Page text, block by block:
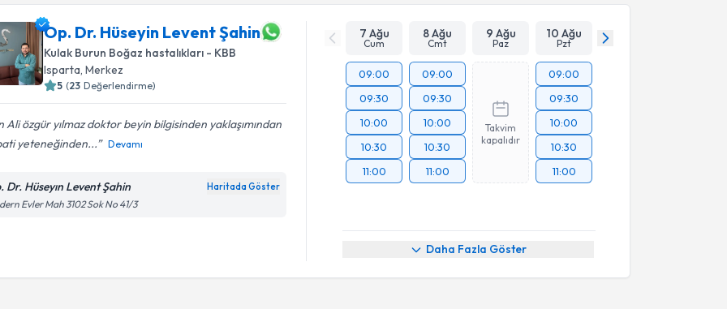
Op. Dr. Hüseyin Levent Şahin
Kulak Burun Boğaz hastalıkları - KBB
Isparta, Merkez
5 (23 Değerlendirme)
Ali özgür yılmaz doktor beyin bilgisinden yaklaşımından
yeteneğinden...
Devamı
Dr. Hüseyın Levent Şahin Haritada Göster
Evler Mah 3102 Sok No 41/3
7 Ağu
Cum
8 Ağu
Cmt
9 Ağu
Paz
10 Ağu
Pzt
09:00
09:30
10:00
10:30
11:00
09:00
09:30
10:00
10:30
11:00
Takvim
kapalıdır
09:00
09:30
10:00
10:30
11:00
Daha Fazla Göster